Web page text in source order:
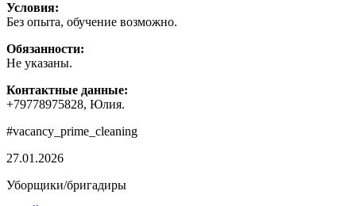
Условия:
Без опыта, обучение возможно.
Обязанности:
Не указаны.
Контактные данные:
+79778975828, Юлия.
#vacancy_prime_cleaning
27.01.2026
Уборщики/бригадиры